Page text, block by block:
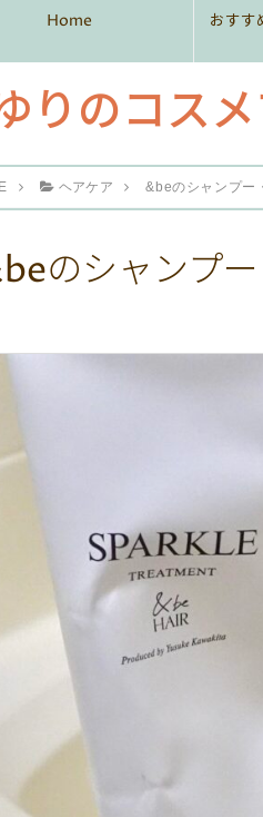
Home
おすす
りのコス
ヘアケア &beのシャンプー
のシャンプ